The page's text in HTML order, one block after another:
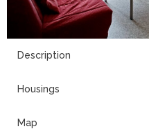
Description
Housings
Map